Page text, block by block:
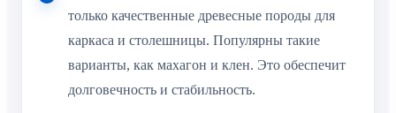
только качественные древесные породы для
каркаса и столешницы. Популярны такие
варианты, как махагон и клен. Это обеспечит
долговечность и стабильность.